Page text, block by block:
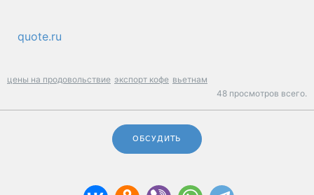
quote.ru
цены на продовольствие экспорт кофе вьетнам
48 просмотров всего.
ОБСУДИТЬ